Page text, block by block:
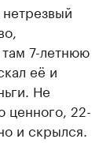
7-летнюю
её и
Не
ценного, 22-
и скрылся.